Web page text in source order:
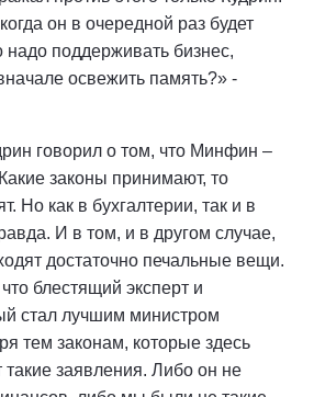
он в очередной раз будет
надо поддерживать бизнес,
освежить память?» -
говорил о том, что Минфин –
законы принимают, то
Но как в бухгалтерии, так и в
И в том, и в другом случае,
достаточно печальные вещи.
блестящий эксперт и
стал лучшим министром
тем законам, которые здесь
такие заявления. Либо он не